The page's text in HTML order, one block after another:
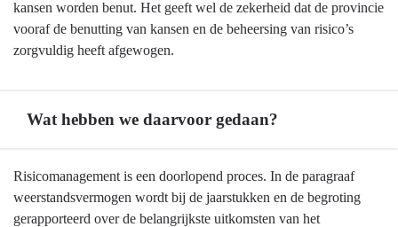
risicobeheersing
bereikt
wilden
bereiken?
kansen worden benut. Het geeft wel de zekerheid dat de provincie
vooraf de benutting van kansen en de beheersing van risico’s
zorgvuldig heeft afgewogen.
Wat hebben we daarvoor gedaan?
Terug
naar
navigatie
Risicomanagement is een doorlopend proces. In de paragraaf
weerstandsvermogen wordt bij de jaarstukken en de begroting
gerapporteerd over de belangrijkste uitkomsten van het